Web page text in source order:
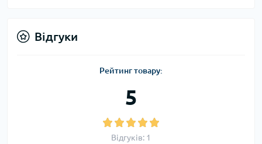
Відгуки
Рейтинг товару:
5
Відгуків: 1